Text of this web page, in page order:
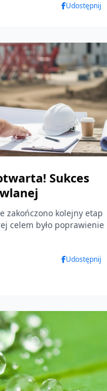
Udostępnij
Sukces
celem było poprawienie
Udostępnij